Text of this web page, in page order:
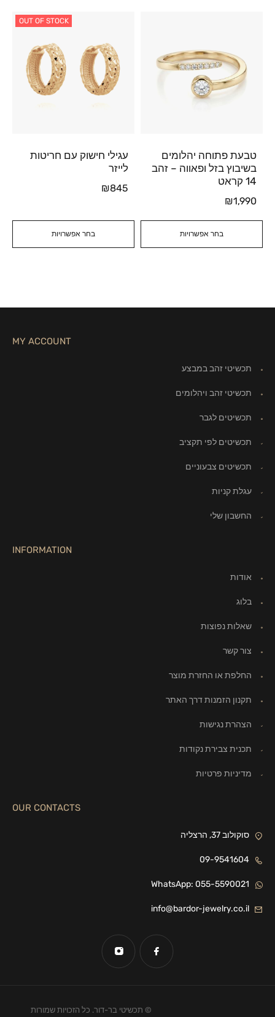
בחר אפשרויות
טבעת פתוחה יהלומים
בשיבוץ בזל ופאווה – זהב
14 קראט
₪1,990
OUT OF STOCK
בחר אפשרויות
עגילי חישוק עם חריטות
לייזר
₪845
MY ACCOUNT
תכשיטי זהב במבצע
תכשיטי זהב ויהלומים
תכשיטים לגבר
תכשיטים לפי תקציב
תכשיטים צבעוניים
עגלת קניות
החשבון שלי
INFORMATION
אודות
בלוג
שאלות נפוצות
צור קשר
החלפת או החזרת מוצר
תקנון הזמנות דרך האתר
הצהרת נגישות
תכנית צבירת נקודות
מדיניות פרטיות
OUR CONTACTS
סוקולוב 37, הרצליה
09-9541604
WhatsApp: 055-5590021
info@bardor-jewelry.co.il
© תכשיטי בר-דור. כל הזכויות שמורות